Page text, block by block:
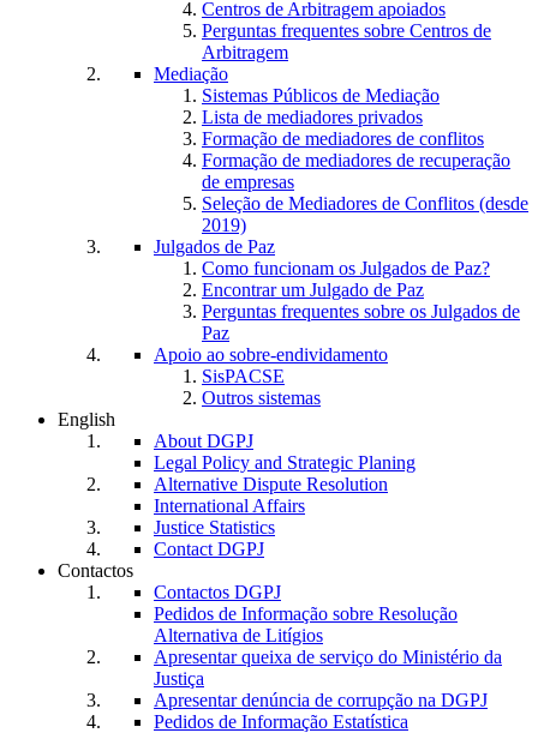
Centros de Arbitragem apoiados
Perguntas frequentes sobre Centros de
Arbitragem
Mediação
Sistemas Públicos de Mediação
Lista de mediadores privados
Formação de mediadores de conflitos
Formação de mediadores de recuperação
de empresas
Seleção de Mediadores de Conflitos (desde
2019)
Julgados de Paz
Como funcionam os Julgados de Paz?
Encontrar um Julgado de Paz
Perguntas frequentes sobre os Julgados de
Paz
Apoio ao sobre-endividamento
SisPACSE
Outros sistemas
English
About DGPJ
Legal Policy and Strategic Planing
Alternative Dispute Resolution
International Affairs
Justice Statistics
Contact DGPJ
Contactos
Contactos DGPJ
Pedidos de Informação sobre Resolução
Alternativa de Litígios
Apresentar queixa de serviço do Ministério da
Justiça
Apresentar denúncia de corrupção na DGPJ
Pedidos de Informação Estatística